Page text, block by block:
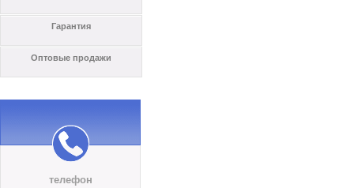
Гарантия
Оптовые продажи
телефон